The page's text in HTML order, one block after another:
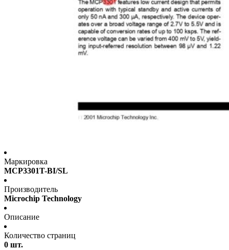
Маркировка
MCP3301T-BI/SL
Производитель
Microchip Technology
Описание
Количество страниц
0 шт.